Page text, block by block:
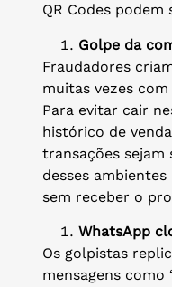
QR Codes
Golpe da
Fraudadores
muitas vezes
Para evitar cair
histórico de
transações
desses
sem receber o
WhatsApp
Os golpistas
mensagens como